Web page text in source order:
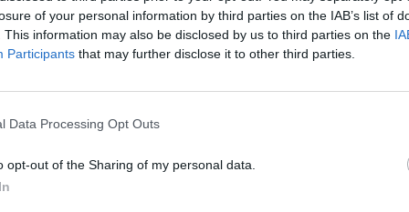
of your personal information by third parties on the IAB’s list of
This information may also be disclosed by us to third parties on the
Participants that may further disclose it to other third parties.
Data Processing Opt Outs
opt-out of the Sharing of my personal data.
91-, transitará por Avenida Rafael Cabrera, Muelle de Las
de Lourdes, Carretera de Mata, Carretera General del Norte, Vía
Avenida de La Feria, Las Borreras y finalizará en la parada del ‘Gran
vez concluya el encuentro, las guaguas esperarán en la parada
a los aficionados para hacer el trayecto inverso y
entre la Plaza Manuel Becerra y Teatro, según la
para embarcar a nuevos viajeros.
oferta de transporte
durante este domingo, las expediciones de Guaguas
regulares de la Línea 26 (Santa Catalina-Campus